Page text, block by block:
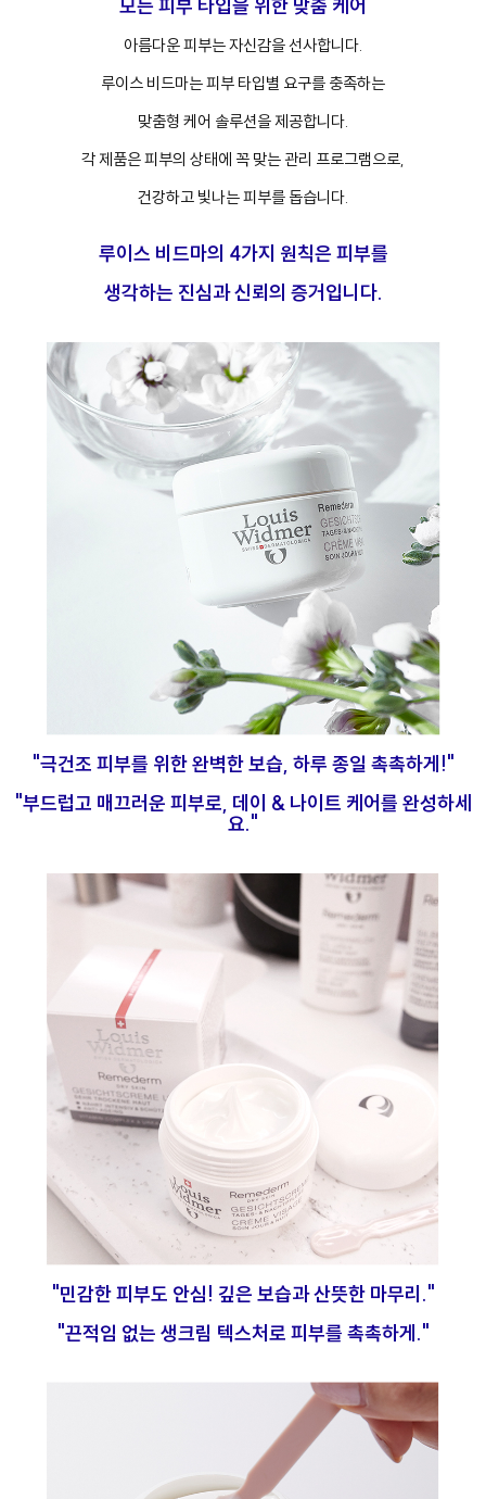
모든 피부 타입을 위한 맞춤 케어
아름다운 피부는 자신감을 선사합니다.
루이스 비드마는 피부 타입별 요구를 충족하는
맞춤형 케어 솔루션을 제공합니다.
각 제품은 피부의 상태에 꼭 맞는 관리 프로그램으로,
건강하고 빛나는 피부를 돕습니다.
루이스 비드마의 4가지 원칙은 피부를
생각하는 진심과 신뢰의 증거입니다.
"극건조 피부를 위한 완벽한 보습, 하루 종일 촉촉하게!"
"부드럽고 매끄러운 피부로, 데이 & 나이트 케어를 완성하세
요."
"민감한 피부도 안심! 깊은 보습과 산뜻한 마무리."
"끈적임 없는 생크림 텍스처로 피부를 촉촉하게."